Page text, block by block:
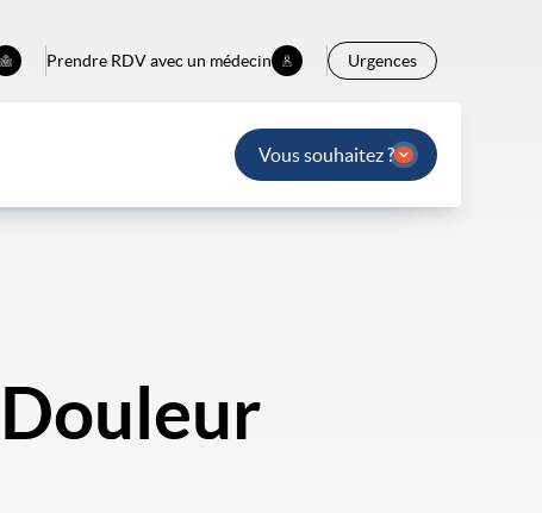
Prendre RDV avec un médecin Urgences
Vous souhaitez ?